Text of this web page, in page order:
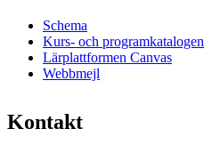
Schema
Kurs- och programkatalogen
Lärplattformen Canvas
Webbmejl
Kontakt